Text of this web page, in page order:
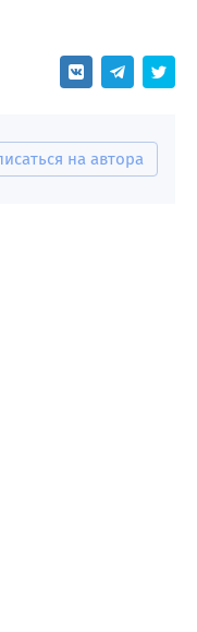
на автора